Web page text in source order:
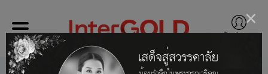
เข้าสู่ระบบ